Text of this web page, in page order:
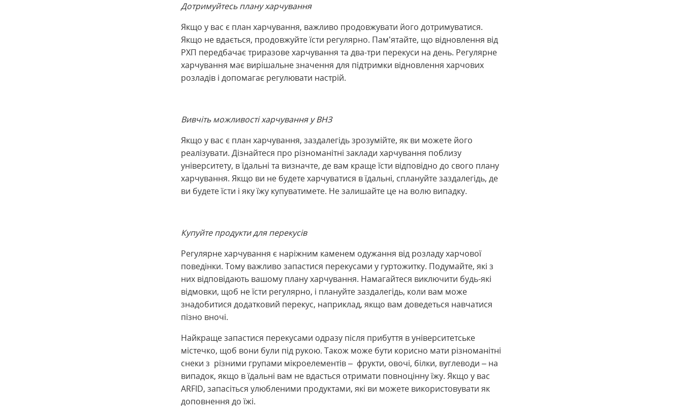
Дотримуйтесь плану харчування
Якщо у вас є план харчування, важливо продовжувати його дотримуватися.
Якщо не вдається, продовжуйте їсти регулярно. Пам’ятайте, що відновлення від
РХП передбачає триразове харчування та два-три перекуси на день. Регулярне
харчування має вирішальне значення для підтримки відновлення харчових
розладів і допомагає регулювати настрій.
Вивчіть можливості харчування у ВНЗ
Якщо у вас є план харчування, заздалегідь зрозумійте, як ви можете його
реалізувати. Дізнайтеся про різноманітні заклади харчування поблизу
університету, в їдальні та визначте, де вам краще їсти відповідно до свого плану
харчування. Якщо ви не будете харчуватися в їдальні, сплануйте заздалегідь, де
ви будете їсти і яку їжу купуватимете. Не залишайте це на волю випадку.
Купуйте продукти для перекусів
Регулярне харчування є наріжним каменем одужання від розладу харчової
поведінки. Тому важливо запастися перекусами у гуртожитку. Подумайте, які з
них відповідають вашому плану харчування. Намагайтеся виключити будь-які
відмовки, щоб не їсти регулярно, і плануйте заздалегідь, коли вам може
знадобитися додатковий перекус, наприклад, якщо вам доведеться навчатися
пізно вночі.
Найкраще запастися перекусами одразу після прибуття в університетське
містечко, щоб вони були під рукою. Також може бути корисно мати різноманітні
снеки з різними групами мікроелементів – фрукти, овочі, білки, вуглеводи – на
випадок, якщо в їдальні вам не вдасться отримати повноцінну їжу. Якщо у вас
ARFID, запасіться улюбленими продуктами, які ви можете використовувати як
доповнення до їжі.